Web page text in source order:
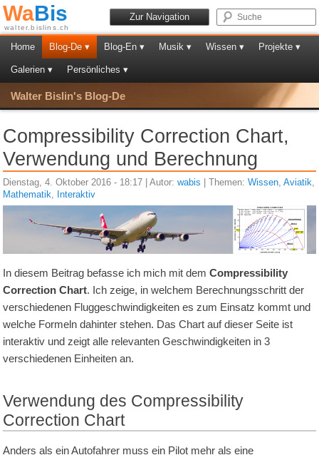
WaBis
walter.bislins.ch
Zur Navigation
Home Blog-De ▾ Blog-En ▾ Musik ▾ Wissen ▾ Projekte ▾
Galerien ▾ Persönliches ▾
Walter Bislin's Blog-De
Compressibility Correction Chart,
Verwendung und Berechnung
Dienstag, 4. Oktober 2016 - 18:17 | Autor:wabis | Themen:Wissen,Aviatik,
Mathematik, Interaktiv
In diesem Beitrag befasse ich mich mit demCompressibility
Correction Chart. Ich zeige, in welchem Berechnungsschritt der
verschiedenen Fluggeschwindigkeiten es zum Einsatz kommt und
welche Formeln dahinter stehen. Das Chart auf dieser Seite ist
interaktiv und zeigt alle relevanten Geschwindigkeiten in 3
verschiedenen Einheiten an.
Verwendung des Compressibility
Correction Chart
Anders als ein Autofahrer muss ein Pilot mehr als eine